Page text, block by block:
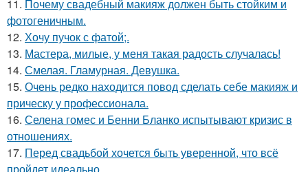
11. Почему свадебный макияж должен быть стойким и
фотогеничным.
12. Хочу пучок с фатой;.
13. Мастера, милые, у меня такая радость случалась!
14. Смелая. Гламурная. Девушка.
15. Очень редко находится повод сделать себе макияж и
прическу у профессионала.
16. Селена гомес и Бенни Бланко испытывают кризис в
отношениях.
17. Перед свадьбой хочется быть уверенной, что всё